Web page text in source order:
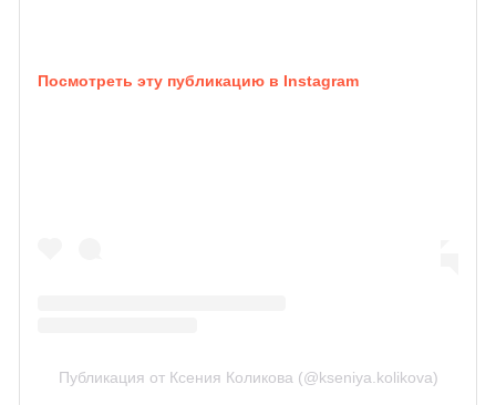
Посмотреть эту публикацию в Instagram
Публикация от Ксения Коликова (@kseniya.kolikova)